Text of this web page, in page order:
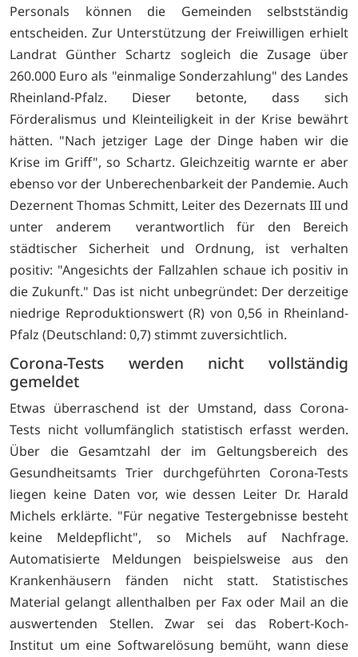
Personals können die Gemeinden selbstständig
entscheiden. Zur Unterstützung der Freiwilligen erhielt
Landrat Günther Schartz sogleich die Zusage über
260.000 Euro als "einmalige Sonderzahlung" des Landes
Rheinland-Pfalz. Dieser betonte, dass sich
Förderalismus und Kleinteiligkeit in der Krise bewährt
hätten. "Nach jetziger Lage der Dinge haben wir die
Krise im Griff", so Schartz. Gleichzeitig warnte er aber
ebenso vor der Unberechenbarkeit der Pandemie. Auch
Dezernent Thomas Schmitt, Leiter des Dezernats III und
unter anderem verantwortlich für den Bereich
städtischer Sicherheit und Ordnung, ist verhalten
positiv: "Angesichts der Fallzahlen schaue ich positiv in
die Zukunft." Das ist nicht unbegründet: Der derzeitige
niedrige Reproduktionswert (R) von 0,56 in Rheinland-
Pfalz (Deutschland: 0,7) stimmt zuversichtlich.
Corona-Tests werden nicht vollständig
gemeldet
Etwas überraschend ist der Umstand, dass Corona-
Tests nicht vollumfänglich statistisch erfasst werden.
Über die Gesamtzahl der im Geltungsbereich des
Gesundheitsamts Trier durchgeführten Corona-Tests
liegen keine Daten vor, wie dessen Leiter Dr. Harald
Michels erklärte. "Für negative Testergebnisse besteht
keine Meldepflicht", so Michels auf Nachfrage.
Automatisierte Meldungen beispielsweise aus den
Krankenhäusern fänden nicht statt. Statistisches
Material gelangt allenthalben per Fax oder Mail an die
auswertenden Stellen. Zwar sei das Robert-Koch-
Institut um eine Softwarelösung bemüht, wann diese